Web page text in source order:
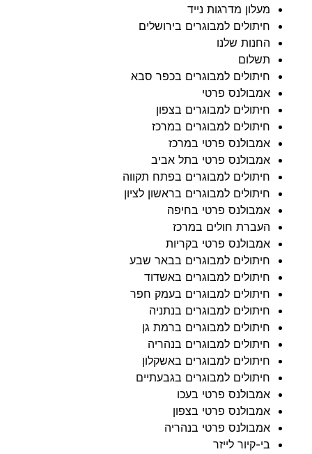
מעלון מדרגות נייד
חיתולים למבוגרים בירושלים
החנות שלנו
תשלום
חיתולים למבוגרים בכפר סבא
אמבולנס פרטי
חיתולים למבוגרים בצפון
חיתולים למבוגרים במרכז
אמבולנס פרטי במרכז
אמבולנס פרטי בתל אביב
חיתולים למבוגרים בפתח תקווה
חיתולים למבוגרים בראשון לציון
אמבולנס פרטי בחיפה
העברת חולים במרכז
אמבולנס פרטי בקריות
חיתולים למבוגרים בבאר שבע
חיתולים למבוגרים באשדוד
חיתולים למבוגרים בעמק חפר
חיתולים למבוגרים בנתניה
חיתולים למבוגרים ברמת גן
חיתולים למבוגרים בנהריה
חיתולים למבוגרים באשקלון
חיתולים למבוגרים בגבעתיים
אמבולנס פרטי בעכו
אמבולנס פרטי בצפון
אמבולנס פרטי בנהריה
בי-קיור לייזר